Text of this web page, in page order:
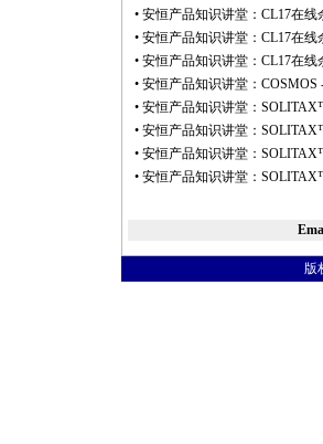
• 安恒产品知识讲堂：CL17在
• 安恒产品知识讲堂：CL17在
• 安恒产品知识讲堂：CL17在
• 安恒产品知识讲堂：
• 安恒产品知识讲堂：
• 安恒产品知识讲堂：
• 安恒产品知识讲堂：
• 安恒产品知识讲堂：
版